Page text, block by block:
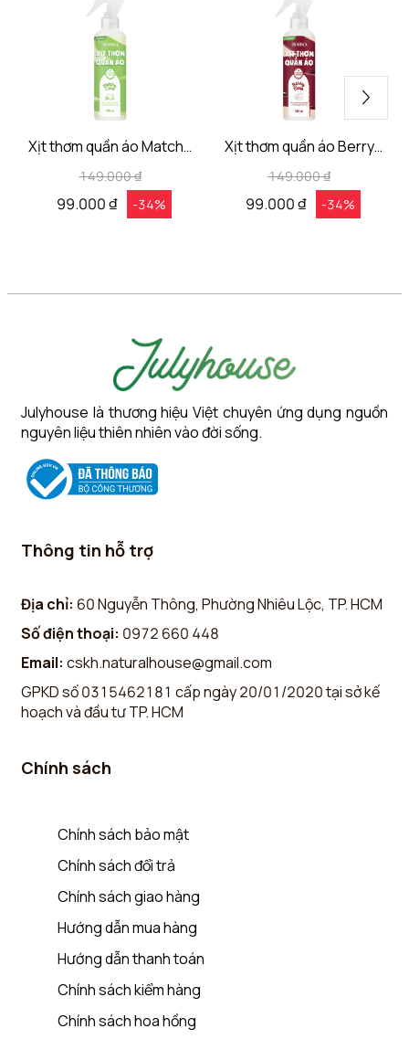
Xịt thơm quần áo Matcha
Cloud Aromisca
149.000 ₫
99.000 ₫ -34%
Xịt thơm quần áo Berry
Muse Aromisca
149.000 ₫
99.000 ₫ -34%
Julyhouse là thương hiệu Việt chuyên ứng dụng nguồn
nguyên liệu thiên nhiên vào đời sống.
Chính sách
Chính sách bảo mật
Chính sách đổi trả
Chính sách giao hàng
Hướng dẫn mua hàng
Hướng dẫn thanh toán
Chính sách kiểm hàng
Chính sách hoa hồng
Số điện thoại: 0972 660 448
Thông tin hỗ trợ
Địa chỉ: 60 Nguyễn Thông, Phường Nhiêu Lộc, TP. HCM
GPKD số 0315462181 cấp ngày 20/01/2020 tại sở kế
hoạch và đầu tư TP. HCM
Email: cskh.naturalhouse@gmail.com